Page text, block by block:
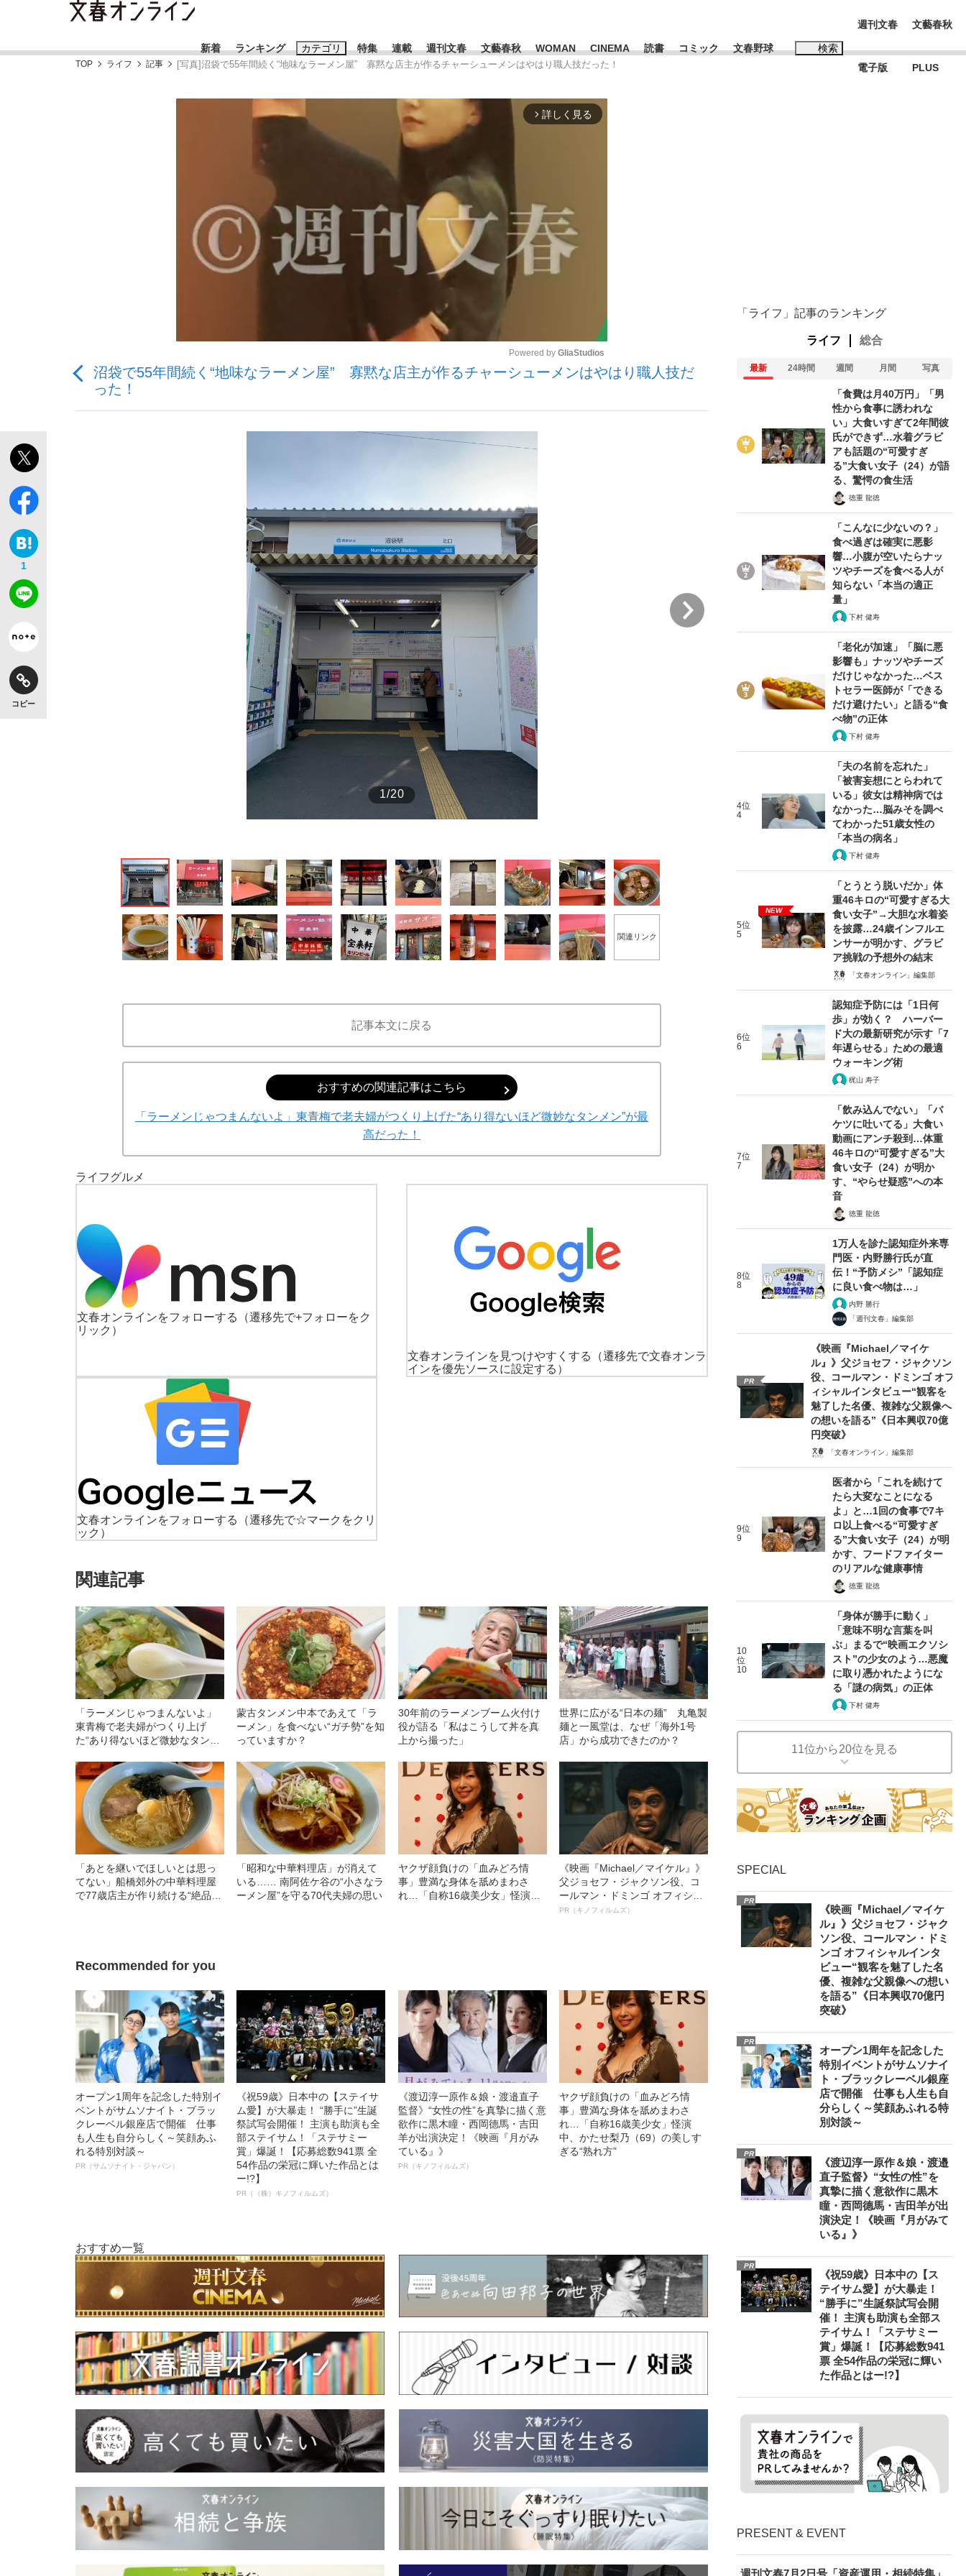
新着 ランキング カテゴリ
「90%は失敗する。でも…」本田圭佑が初めて明かした日本代表監督に... 「最悪の空気のまま解散」WBC日本代表“敗戦”の真実 選手が明かす...
「クマが悪者扱いされているのが悲しい」『北の国から』倉本聰氏（91...
「目標達成できなかったからと言って…」サッカー日本代表・森保一監督...
もっと見る
特集
キングの誕生を、目撃せよ。
もっと見る
連載 週刊文春 文藝春秋 WOMAN CINEMA 読書 コミック 文春野球 検索
おすすめのキーワードタグ一覧
#藤田晋 #高市早苗 #後藤真希 #森岡毅
#玉木雄一郎
週刊文春
電子版
文藝春秋
PLUS
TOP ライフ 記事 [写真]沼袋で55年間続く“地味なラーメン屋” 寡黙な店主が作るチャーシューメンはやはり職人技だった！
arrow_forward_ios 詳しく見る
Powered by GliaStudios
沼袋で55年間続く“地味なラーメン屋” 寡黙な店主が作るチャーシューメンはやはり職人技だ
った！
1
コピー
1/20
関連リンク
記事本文に戻る
おすすめの関連記事はこちら
「ラーメンじゃつまんないよ」東青梅で老夫婦がつくり上げた“あり得ないほど微妙なタンメン”が最
高だった！
ライフグルメ
文春オンラインをフォローする
（遷移先で+フォローをク
リック）
文春オンラインを見つけやすくする
（遷移先で文春オンラ
インを優先ソースに設定する）
文春オンラインをフォローする
（遷移先で☆マークをクリ
ック）
関連記事
「ラーメンじゃつまんないよ」
東青梅で老夫婦がつくり上げ
た“あり得ないほど微妙なタンメ
蒙古タンメン中本であえて「ラ
ーメン」を食べない“ガチ勢”を知
っていますか？
30年前のラーメンブーム火付け
役が語る「私はこうして丼を真
上から撮った」
世界に広がる“日本の麺” 丸亀製
麺と一風堂は、なぜ「海外1号
店」から成功できたのか？
「あとを継いでほしいとは思っ
てない」船橋郊外の中華料理屋
で77歳店主が作り続ける“絶品餃
「昭和な中華料理店」が消えて
いる…… 南阿佐ケ谷の“小さなラ
ーメン屋”を守る70代夫婦の思い
ヤクザ顔負けの「血みどろ情
事」豊満な身体を舐めまわさ
れ…「自称16歳美少女」怪演
《映画『Michael／マイケル』》
父ジョセフ・ジャクソン役、コ
ールマン・ドミンゴ オフィシャ
ルインタビュー“観客を魅了した
PR（キノフィルムズ）
Recommended for you
オープン1周年を記念した特別イ
ベントがサムソナイト・ブラッ
クレーベル銀座店で開催 仕事
も人生も自分らしく～笑顔あふ
れる特別対談～
PR（サムソナイト・ジャパン）
《祝59歳》日本中の【ステイサ
ム愛】が大暴走！ “勝手に”生誕
祭試写会開催！ 主演も助演も全
部ステイサム！「ステサミー
賞」爆誕！【応募総数941票 全
54作品の栄冠に輝いた作品とは
ー!?】
PR（（株）キノフィルムズ）
《渡辺淳一原作＆娘・渡邉直子
監督》“女性の性”を真摯に描く意
欲作に黒木瞳・西岡德馬・吉田
羊が出演決定！《映画『月がみ
ている』》
PR（キノフィルムズ）
ヤクザ顔負けの「血みどろ情
事」豊満な身体を舐めまわさ
れ…「自称16歳美少女」怪演
中、かたせ梨乃（69）の美しす
ぎる“熟れ方”
おすすめ一覧
「ライフ」記事のランキング
ライフ 総合
最新 24時間 週間 月間 写真
「食費は月40万円」「男
性から食事に誘われな
い」大食いすぎて2年間彼
氏ができず…水着グラビ
アも話題の“可愛すぎ
る”大食い女子（24）が語
る、驚愕の食生活
徳重 龍徳
「こんなに少ないの？」
食べ過ぎは確実に悪影
響…小腹が空いたらナッ
ツやチーズを食べる人が
知らない「本当の適正
量」
下村 健寿
「老化が加速」「脳に悪
影響も」ナッツやチーズ
だけじゃなかった…ベス
トセラー医師が「できる
だけ避けたい」と語る“食
べ物”の正体
下村 健寿
4位
4
「夫の名前を忘れた」
「被害妄想にとらわれて
いる」彼女は精神病では
なかった…脳みそを調べ
てわかった51歳女性の
「本当の病名」
下村 健寿
5位
5
NEW
「とうとう脱いだか」体
重46キロの“可愛すぎる大
食い女子”→大胆な水着姿
を披露…24歳インフルエ
ンサーが明かす、グラビ
ア挑戦の予想外の結末
「文春オンライン」編集部
6位
6
認知症予防には「1日何
歩」が効く？ ハーバー
ド大の最新研究が示す「7
年遅らせる」ための最適
ウォーキング術
梶山 寿子
7位
7
「飲み込んでない」「バ
ケツに吐いてる」大食い
動画にアンチ殺到…体重
46キロの“可愛すぎる”大
食い女子（24）が明か
す、“やらせ疑惑”への本
音
徳重 龍徳
8位
8
1万人を診た認知症外来専
門医・内野勝行氏が直
伝！“予防メシ”「認知症
に良い食べ物は…」
内野 勝行
「週刊文春」編集部
PR
《映画『Michael／マイケ
ル』》父ジョセフ・ジャクソン
役、コールマン・ドミンゴ オフ
ィシャルインタビュー“観客を
魅了した名優、複雑な父親像へ
の想いを語る”《日本興収70億
円突破》
「文春オンライン」編集部
9位
9
医者から「これを続けて
たら大変なことになる
よ」と…1回の食事で7キ
ロ以上食べる“可愛すぎ
る”大食い女子（24）が明
かす、フードファイター
のリアルな健康事情
徳重 龍徳
10
位
10
「身体が勝手に動く」
「意味不明な言葉を叫
ぶ」まるで“映画エクソシ
スト”の少女のよう…悪魔
に取り憑かれたようにな
る「謎の病気」の正体
下村 健寿
11位から20位を見る
SPECIAL
PR
《映画『Michael／マイケ
ル』》父ジョセフ・ジャク
ソン役、コールマン・ドミ
ンゴ オフィシャルインタ
ビュー“観客を魅了した名
優、複雑な父親像への想い
を語る”《日本興収70億円
突破》
PR
オープン1周年を記念した
特別イベントがサムソナイ
ト・ブラックレーベル銀座
店で開催 仕事も人生も自
分らしく～笑顔あふれる特
別対談～
PR
《渡辺淳一原作＆娘・渡邉
直子監督》“女性の性”を
真摯に描く意欲作に黒木
瞳・西岡德馬・吉田羊が出
演決定！《映画『月がみて
いる』》
PR
《祝59歳》日本中の【ス
テイサム愛】が大暴走！
“勝手に”生誕祭試写会開
催！ 主演も助演も全部ス
テイサム！「ステサミー
賞」爆誕！【応募総数941
票 全54作品の栄冠に輝い
た作品とはー!?】
PRESENT & EVENT